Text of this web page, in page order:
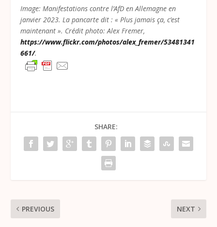
Image: Manifestations contre l’AfD en Allemagne en
janvier 2023. La pancarte dit : « Plus jamais ça, c’est
maintenant ». Crédit photo: Alex Fremer,
https://www.flickr.com/photos/alex_fremer/53481341
661/.
SHARE:
PREVIOUS NEXT